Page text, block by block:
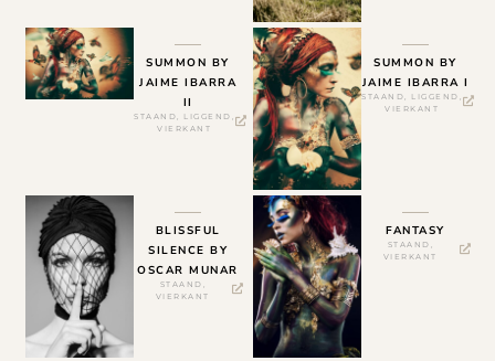
SUMMON BY
JAIME IBARRA
II
STAAND, LIGGEND ,
VIERKANT
SUMMON BY
JAIME IBARRA I
STAAND, LIGGEND ,
VIERKANT
BLISSFUL
SILENCE BY
OSCAR MUNAR
STAAND ,
VIERKANT
FANTASY
STAAND ,
VIERKANT